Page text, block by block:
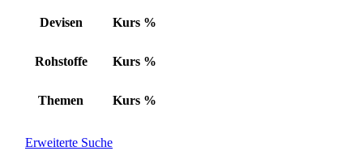
Devisen Kurs %
Rohstoffe Kurs %
Themen Kurs %
Erweiterte Suche